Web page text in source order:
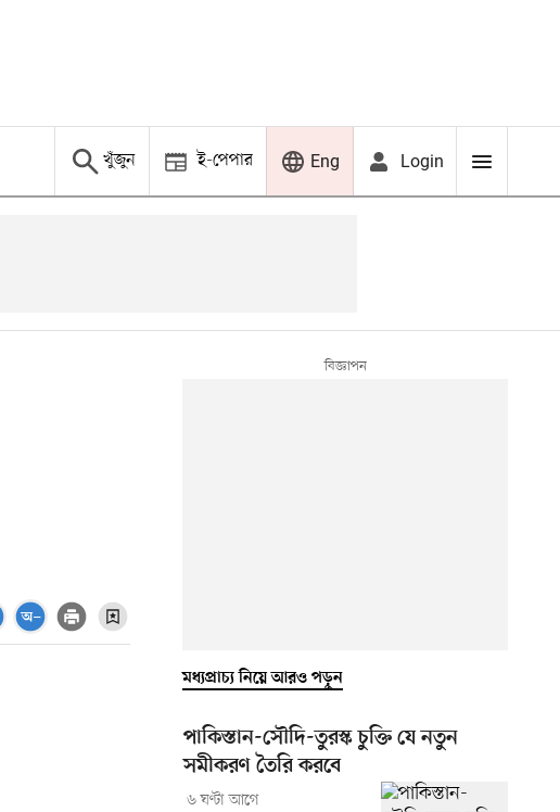
খুঁজুন ই-পেপার Eng Login
মধ্যপ্রাচ্য নিয়ে আরও পড়ুন
পাকিস্তান-সৌদি-তুরস্ক চুক্তি যে নতুন
সমীকরণ তৈরি করবে
৬ ঘণ্টা আগে